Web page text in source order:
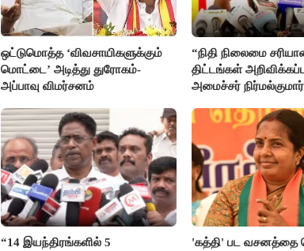
ஒட்டுமொத்த ‘விவசாயிகளுக்கும்
மொட்டை’ அடித்து துரோகம்-
அப்பாவு விமர்சனம்
“நிதி நிலைமை
திட்டங்கள்
அமைச்சர்
“14 இயந்திரங்களில் 5 'கத்தி' பட வசனத்தை